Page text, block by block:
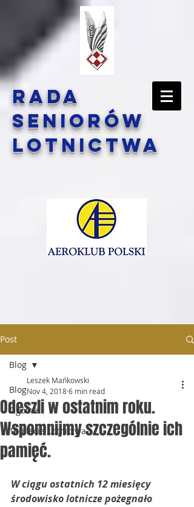
Rada
Seniorów
Lotnictwa
Post
Blog
Ogólne
100 lecie Lotnictwa
Blog
Odeszli w ostatnim roku.
Wspomnijmy szczególnie ich
pamięć.
Leszek Mańkowski
Nov 4, 20186 min read
W ciągu ostatnich 12 miesięcy
środowisko lotnicze pożegnało